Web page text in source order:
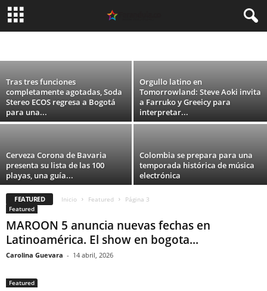
TECNOLOGIA
TELEVISION USA VIDEO
EDC Colombia revela la distribución oficial
por días de su primera edición
Tras tres funciones
completamente agotadas, Soda
Stereo ECOS regresa a Bogotá
para una...
Orgullo latino en
Tomorrowland: Steve Aoki invita
a Farruko y Greeicy para
interpretar...
Cerveza Corona de Bavaria
presenta su lista de las 100
playas, una guía...
Colombia se prepara para una
temporada histórica de música
electrónica
FEATURED Inicio Featured
Página 3
Featured
MAROON 5 anuncia nuevas fechas en
Latinoamérica. El show en bogota...
Carolina Guevara - 14 abril, 2026
Featured